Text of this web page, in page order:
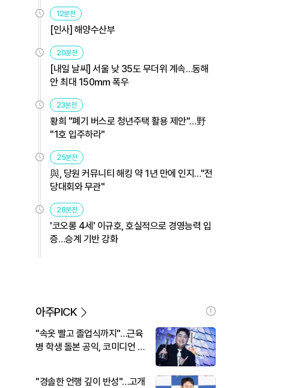
12분전
[인사] 해양수산부
20분전
[내일 날씨] 서울 낮 35도 무더위 계속…동해
안 최대 150㎜ 폭우
23분전
황희 "폐기 버스로 청년주택 활용 제안"…野
"1호 입주하라"
25분전
與, 당원 커뮤니티 해킹 약 1년 만에 인지…"전
당대회와 무관"
28분전
'코오롱 4세' 이규호, 호실적으로 경영능력 입
증…승계 기반 강화
아주PICK
"속옷 빨고 졸업식까지"…근육
병 학생 돌본 공익, 코미디언 김
"경솔한 언행 깊이 반성"…고개